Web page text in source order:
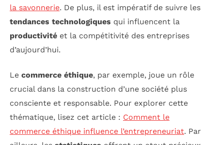
la savonnerie. De plus, il est impératif de suivre les
tendances technologiques qui influencent la
productivité et la compétitivité des entreprises
d’aujourd’hui.
Le commerce éthique, par exemple, joue un rôle
crucial dans la construction d’une société plus
consciente et responsable. Pour explorer cette
thématique, lisez cet article : Comment le
commerce éthique influence l’entrepreneuriat. Par